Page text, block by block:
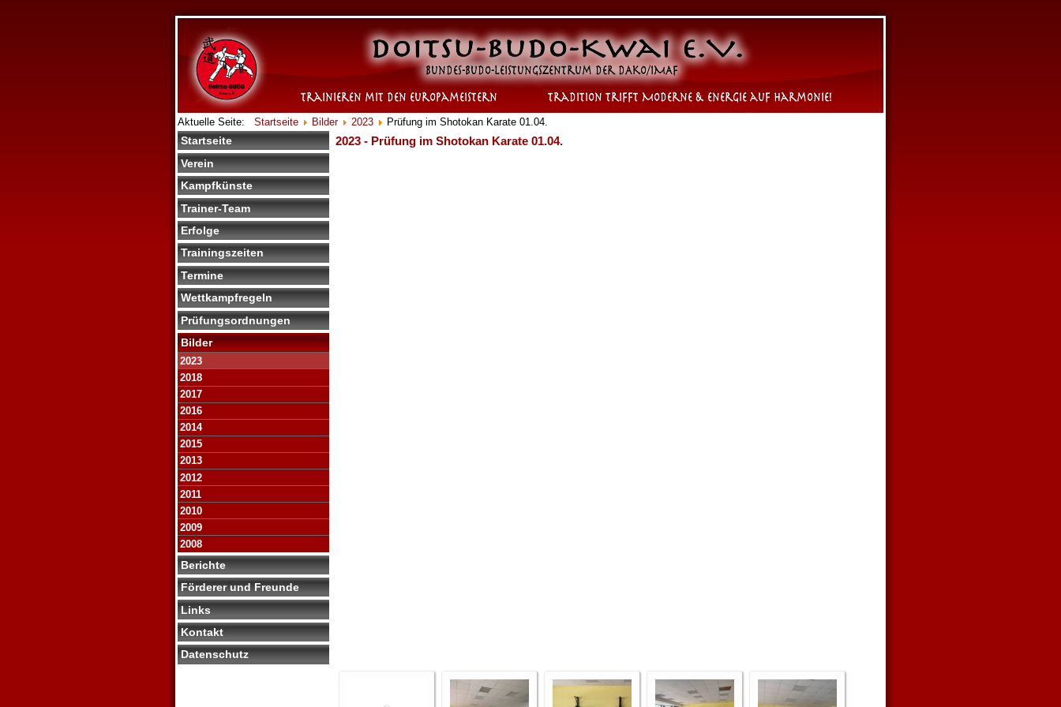
Aktuelle Seite: Startseite Bilder 2023 Prüfung im Shotokan Karate 01.04.
Startseite
Verein
Kampfkünste
Trainer-Team
Erfolge
Trainingszeiten
Termine
Wettkampfregeln
Prüfungsordnungen
Bilder
2023
2018
2017
2016
2014
2015
2013
2012
2011
2010
2009
2008
Berichte
Förderer und Freunde
Links
Kontakt
Datenschutz
2023 - Prüfung im Shotokan Karate 01.04.